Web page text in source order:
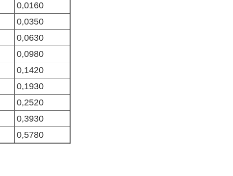
0,0160
0,0350
0,0630
0,0980
0,1420
0,1930
0,2520
0,3930
0,5780